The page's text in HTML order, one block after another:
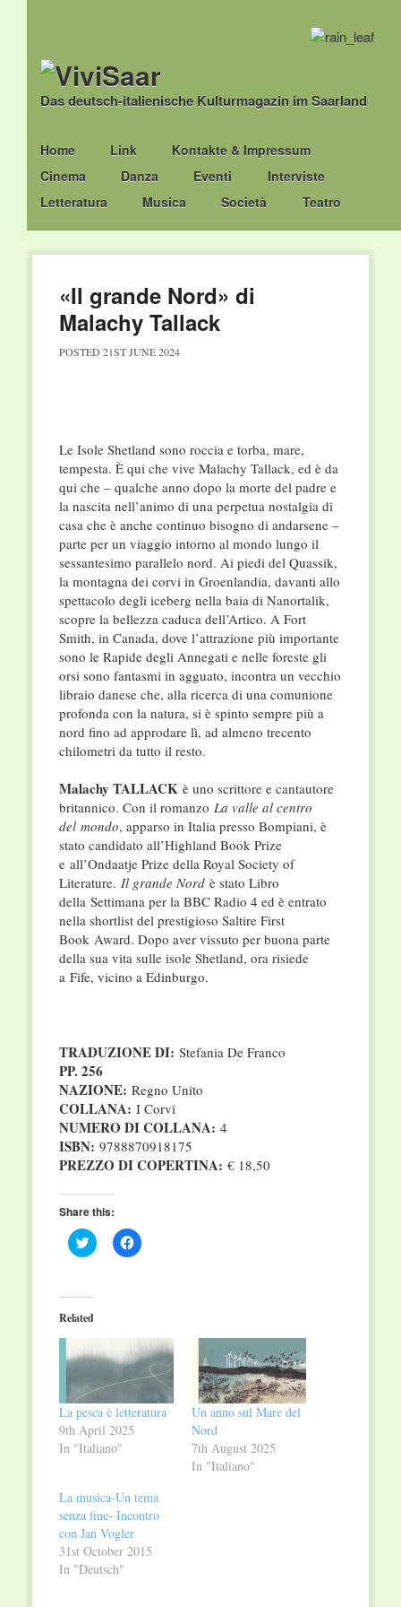
Das deutsch-italienische Kulturmagazin im Saarland
Main menu
Skip
to
content
Home Link
Kontakte & Impressum
Cinema
Danza Eventi
Interviste
Letteratura
Musica Società Teatro
«Il grande Nord» di
Malachy Tallack
POSTED 21ST JUNE 2024
Le Isole Shetland sono roccia e torba, mare,
tempesta. È qui che vive Malachy Tallack, ed è da
qui che – qualche anno dopo la morte del padre e
la nascita nell’animo di una perpetua nostalgia di
casa che è anche continuo bisogno di andarsene –
parte per un viaggio intorno al mondo lungo il
sessantesimo parallelo nord. Ai piedi del Quassik,
la montagna dei corvi in Groenlandia, davanti allo
spettacolo degli iceberg nella baia di Nanortalik,
scopre la bellezza caduca dell’Artico. A Fort
Smith, in Canada, dove l’attrazione più importante
sono le Rapide degli Annegati e nelle foreste gli
orsi sono fantasmi in agguato, incontra un vecchio
libraio danese che, alla ricerca di una comunione
profonda con la natura, si è spinto sempre più a
nord fino ad approdare lì, ad almeno trecento
chilometri da tutto il resto.
Malachy TALLACKè uno scrittore e cantautore
britannico. Con il romanzo La valle al centro
del mondo, apparso in Italia presso Bompiani, è
stato candidato all’Highland Book Prize
e all’Ondaatje Prize della Royal Society of
Literature. Il grande Nordè stato Libro
della Settimana per la BBC Radio 4 ed è entrato
nella shortlist del prestigioso Saltire First
Book Award. Dopo aver vissuto per buona parte
della sua vita sulle isole Shetland, ora risiede
a Fife, vicino a Edinburgo.
TRADUZIONE DI: Stefania De Franco
PP. 256
NAZIONE: Regno Unito
COLLANA: I Corvi
NUMERO DI COLLANA: 4
ISBN: 9788870918175
PREZZO DI COPERTINA: € 18,50
Share this:
Click
to
(Opens
in
new
Click
to
Related
La pesca è letteratura
9th April 2025
In "Italiano"
Un anno sul Mare del
Nord
7th August 2025
In "Italiano"
La musica-Un tema
senza fine- Incontro
con Jan Vogler
31st October 2015
In "Deutsch"